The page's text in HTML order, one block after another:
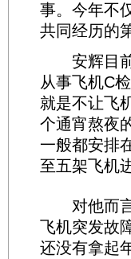
事。今年不
共同经历的
安辉目前
从事飞机C
就是不让飞
个通宵熬夜
一般都安排
至五架飞机
对他而言
飞机突发故
还没有拿起